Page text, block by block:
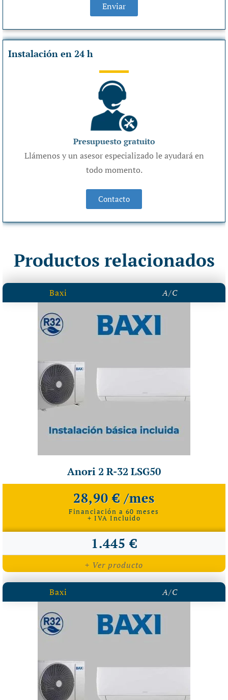
Enviar
Instalación en 24 h
Presupuesto gratuito
Llámenos y un asesor especializado le ayudará en
todo momento.
Contacto
Productos relacionados
Baxi A/C
Anori 2 R-32 LSG50
28,90 € /mes
Financiación a 60 meses
+ IVA Incluido
1.445 €
+ Ver producto
Baxi A/C